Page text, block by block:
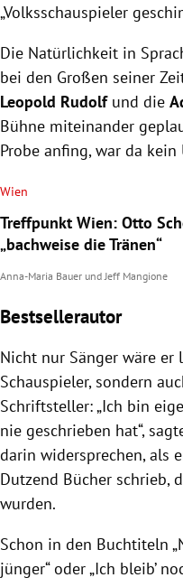
„Volksschauspieler
Die Natürlichkeit in
bei den Großen seiner
Leopold Rudolf und die
Bühne miteinander
Probe anfing, war da kein
Wien
Treffpunkt Wien: Otto
„bachweise die Tränen“
Anna-Maria Bauer undJeff Mangione
Bestsellerautor
Nicht nur Sänger wäre er
Schauspieler, sondern
Schriftsteller: „Ich bin
nie geschrieben hat“,
darin widersprechen, als
Dutzend Bücher schrieb,
wurden.
Schon in den Buchtiteln
jünger“ oder „Ich bleib’